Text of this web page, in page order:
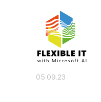
05.09.23